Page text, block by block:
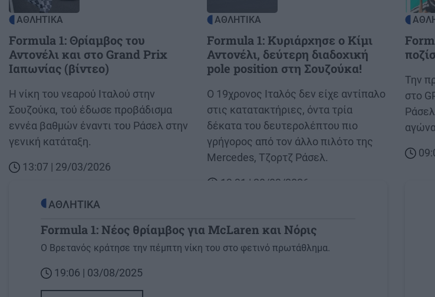
ΑΘΛΗΤΙΚΑ
Formula 1: Θρίαμβος του
Αντονέλι και στο Grand Prix
Ιαπωνίας (βίντεο)
Body
Η νίκη του νεαρού Ιταλού στην
Σουζούκα, τού έδωσε προβάδισμα
εννέα βαθμών έναντι του Ράσελ στην
γενική κατάταξη.
13:07 | 29/03/2026
ΑΘΛΗΤΙΚΑ
Formula 1: Κυριάρχησε ο Κίμι
Αντονέλι, δεύτερη διαδοχική
pole position στη Σουζούκα!
Body
O 19χρονος Ιταλός δεν είχε αντίπαλο
στις κατατακτήριες, όντα τρία
δέκατα του δευτερολέπτου πιο
γρήγορος από τον άλλο πιλότο της
Mercedes, Τζορτζ Ράσελ.
13:31 | 28/03/2026
Body
Την
στο
ΑΘΛΗΤΙΚΑ
Formula 1: Νέος θρίαμβος για McLaren και Νόρις
O Βρετανός κράτησε την πέμπτη νίκη του στο φετινό πρωτάθλημα.
19:06 | 03/08/2025